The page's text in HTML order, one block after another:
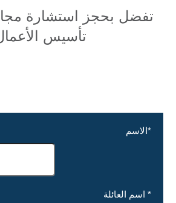
تفضل بحجز استشارة
تأسيس
الاسم*
اسم العائلة*